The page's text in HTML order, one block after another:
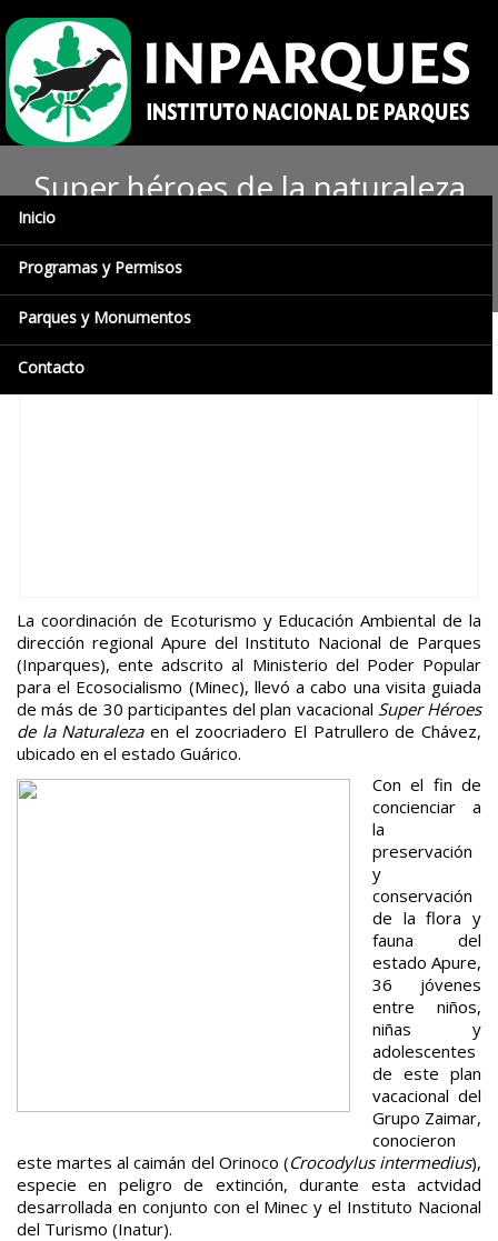
Inicio
Programas y Permisos
Parques y Monumentos
Contacto
Super héroes de la naturaleza
La coordinación de Ecoturismo y Educación Ambiental de la
dirección regional Apure del Instituto Nacional de Parques
(Inparques), ente adscrito al Ministerio del Poder Popular
para el Ecosocialismo (Minec), llevó a cabo una visita guiada
de más de 30 participantes del plan vacacional Super Héroes
de la Naturalezaen el zoocriadero El Patrullero de Chávez,
ubicado en el estado Guárico.
Con el fin de
concienciar a
la
preservación
y
conservación
de la flora y
fauna del
estado Apure,
36 jóvenes
entre niños,
niñas y
adolescentes
de este plan
vacacional del
Grupo Zaimar,
conocieron
este martes al caimán del Orinoco (Crocodylus intermedius),
especie en peligro de extinción, durante esta actvidad
desarrollada en conjunto con el Minec y el Instituto Nacional
del Turismo (Inatur).